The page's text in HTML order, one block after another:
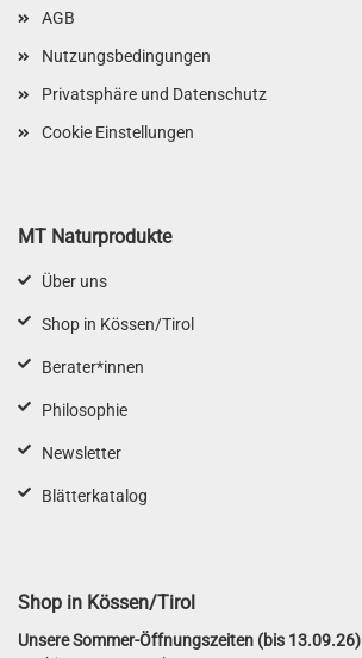
AGB
Nutzungsbedingungen
Privatsphäre und Datenschutz
Cookie Einstellungen
MT Naturprodukte
Über uns
Shop in Kössen/Tirol
Berater*innen
Philosophie
Newsletter
Blätterkatalog
Shop in Kössen/Tirol
Unsere Sommer-Öffnungszeiten (bis 13.09.26)